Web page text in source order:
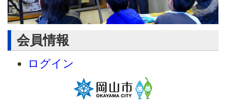
会員情報
ログイン